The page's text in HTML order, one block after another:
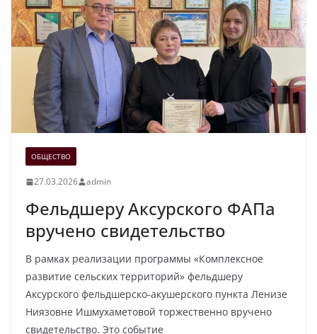
ОБЩЕСТВО
27.03.2026 admin
Фельдшеру Аксурского ФАПа
вручено свидетельство
В рамках реализации программы «Комплексное
развитие сельских территорий» фельдшеру
Аксурского фельдшерско-акушерского пункта Ленизе
Ниязовне Ишмухаметовой торжественно вручено
свидетельство. Это событие